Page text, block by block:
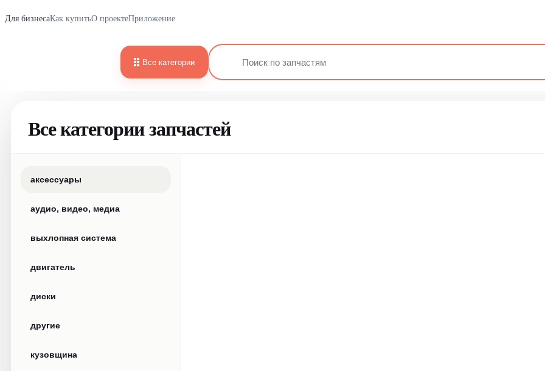
Для бизнесаКак купитьО проектеПриложение
Все категории
Все категории запчастей
аксессуары
аудио, видео, медиа
выхлопная система
двигатель
диски
другие
кузовщина